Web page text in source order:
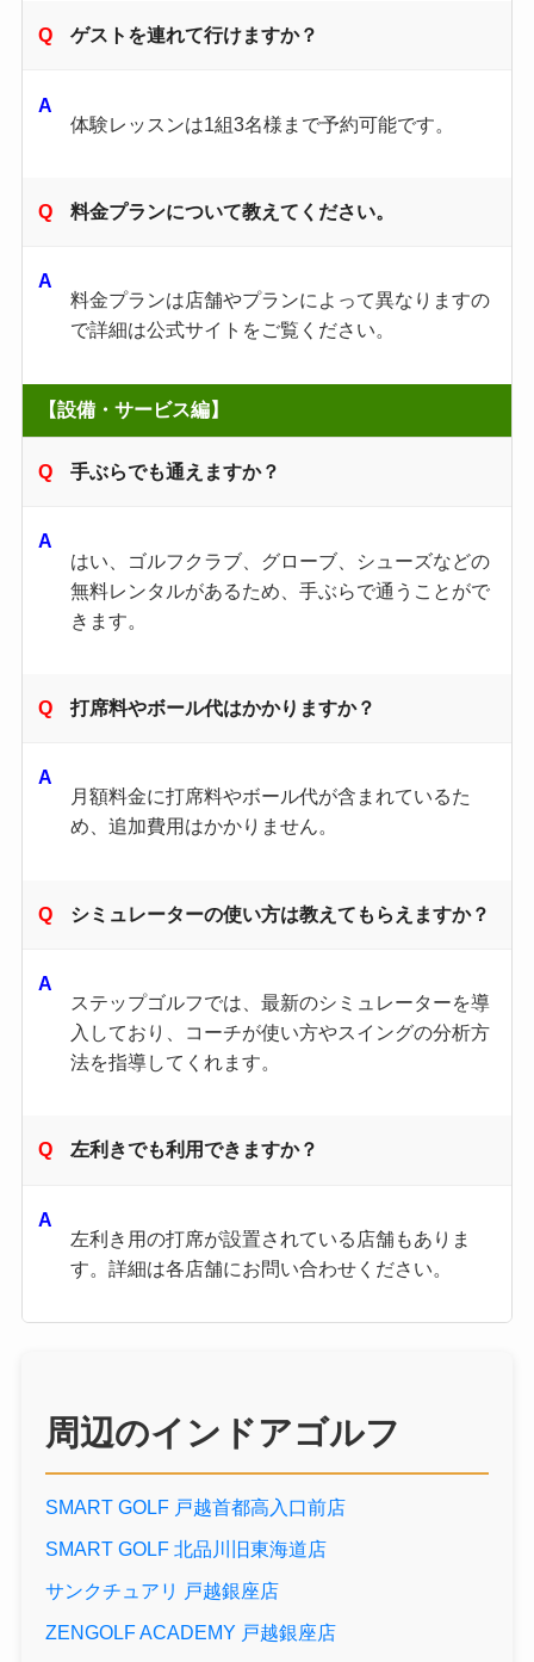
ゲストを連れて行けますか？
体験レッスンは1組3名様まで予約可能です。
料金プランについて教えてください。
料金プランは店舗やプランによって異なりますの
で詳細は公式サイトをご覧ください。
【設備・サービス編】
手ぶらでも通えますか？
はい、ゴルフクラブ、グローブ、シューズなどの
無料レンタルがあるため、手ぶらで通うことがで
きます。
打席料やボール代はかかりますか？
月額料金に打席料やボール代が含まれているた
め、追加費用はかかりません。 ​
シミュレーターの使い方は教えてもらえますか？
ステップゴルフでは、最新のシミュレーターを導
入しており、コーチが使い方やスイングの分析方
法を指導してくれます。
左利きでも利用できますか？
左利き用の打席が設置されている店舗もありま
す。詳細は各店舗にお問い合わせください。
周辺のインドアゴルフ
SMART GOLF 戸越首都高入口前店
SMART GOLF 北品川旧東海道店
サンクチュアリ 戸越銀座店
ZENGOLF ACADEMY 戸越銀座店